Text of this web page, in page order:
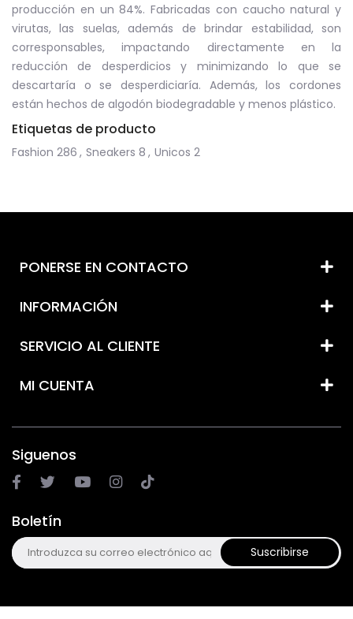
producción en un 84%. Fabricadas con caucho natural y
virutas, las suelas, además de brindar estabilidad, son
corresponsables, impactando directamente en la
reducción de desperdicios y minimizando lo que se
descartaría o se desperdiciaría. Además, los cordones
están hechos de algodón biodegradable y menos plástico.
Etiquetas de producto
Fashion 286 , Sneakers 8 , Unicos 2
PONERSE EN CONTACTO
INFORMACIÓN
SERVICIO AL CLIENTE
MI CUENTA
Siguenos
Boletín
Suscribirse